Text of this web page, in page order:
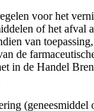
voor het
of het afval
van toepassing,
de
in de Handel
(geneesmiddel